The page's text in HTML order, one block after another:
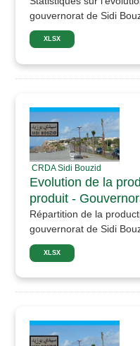
gouvernorat de Sidi
XLSX
CRDA Sidi Bouzid
Evolution de la
produit -
Répartition de la
gouvernorat de Sidi
XLSX